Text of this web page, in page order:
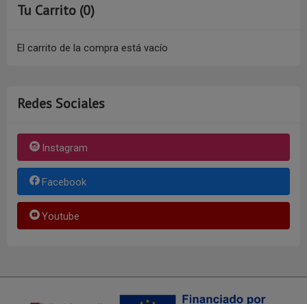
Tu Carrito (0)
El carrito de la compra está vacío
Redes Sociales
Instagram
Facebook
Youtube